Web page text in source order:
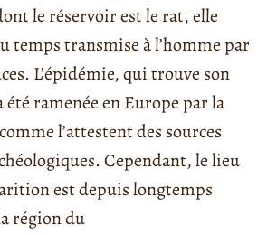
le réservoir est le rat, elle
temps transmise à l’homme par
L’épidémie, qui trouve son
ramenée en Europe par la
l’attestent des sources
Cependant, le lieu
est depuis longtemps
région du